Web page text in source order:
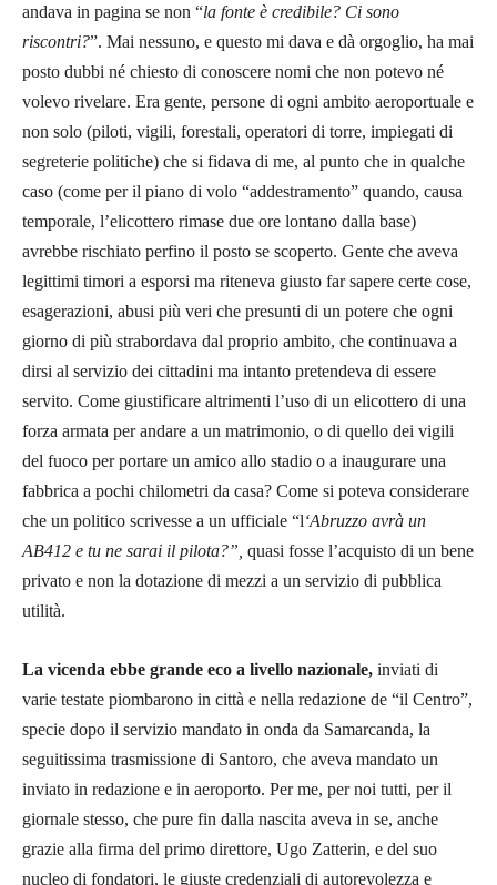
andava in pagina se non “la fonte è credibile? Ci sono
riscontri?”. Mai nessuno, e questo mi dava e dà orgoglio, ha mai
posto dubbi né chiesto di conoscere nomi che non potevo né
volevo rivelare. Era gente, persone di ogni ambito aeroportuale e
non solo (piloti, vigili, forestali, operatori di torre, impiegati di
segreterie politiche) che si fidava di me, al punto che in qualche
caso (come per il piano di volo “addestramento” quando, causa
temporale, l’elicottero rimase due ore lontano dalla base)
avrebbe rischiato perfino il posto se scoperto. Gente che aveva
legittimi timori a esporsi ma riteneva giusto far sapere certe cose,
esagerazioni, abusi più veri che presunti di un potere che ogni
giorno di più strabordava dal proprio ambito, che continuava a
dirsi al servizio dei cittadini ma intanto pretendeva di essere
servito. Come giustificare altrimenti l’uso di un elicottero di una
forza armata per andare a un matrimonio, o di quello dei vigili
del fuoco per portare un amico allo stadio o a inaugurare una
fabbrica a pochi chilometri da casa? Come si poteva considerare
che un politico scrivesse a un ufficiale “l‘Abruzzo avrà un
AB412 e tu ne sarai il pilota?”, quasi fosse l’acquisto di un bene
privato e non la dotazione di mezzi a un servizio di pubblica
utilità.
La vicenda ebbe grande eco a livello nazionale, inviati di
varie testate piombarono in città e nella redazione de “il Centro”,
specie dopo il servizio mandato in onda da Samarcanda, la
seguitissima trasmissione di Santoro, che aveva mandato un
inviato in redazione e in aeroporto. Per me, per noi tutti, per il
giornale stesso, che pure fin dalla nascita aveva in se, anche
grazie alla firma del primo direttore, Ugo Zatterin, e del suo
nucleo di fondatori, le giuste credenziali di autorevolezza e